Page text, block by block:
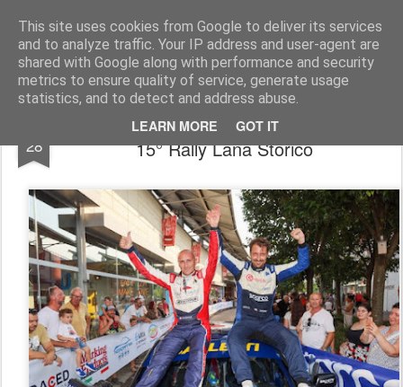
This site uses cookies from Google to deliver its services
and to analyze traffic. Your IP address and user-agent are
shared with Google along with performance and security
metrics to ensure quality of service, generate usage
statistics, and to detect and address abuse.
LEARN MORE GOT IT
AutoMotoCorse. Motorsport Random News 280912
28
Corrado Pinzano e Marco Zegna vincono il
15° Rally Lana Storico